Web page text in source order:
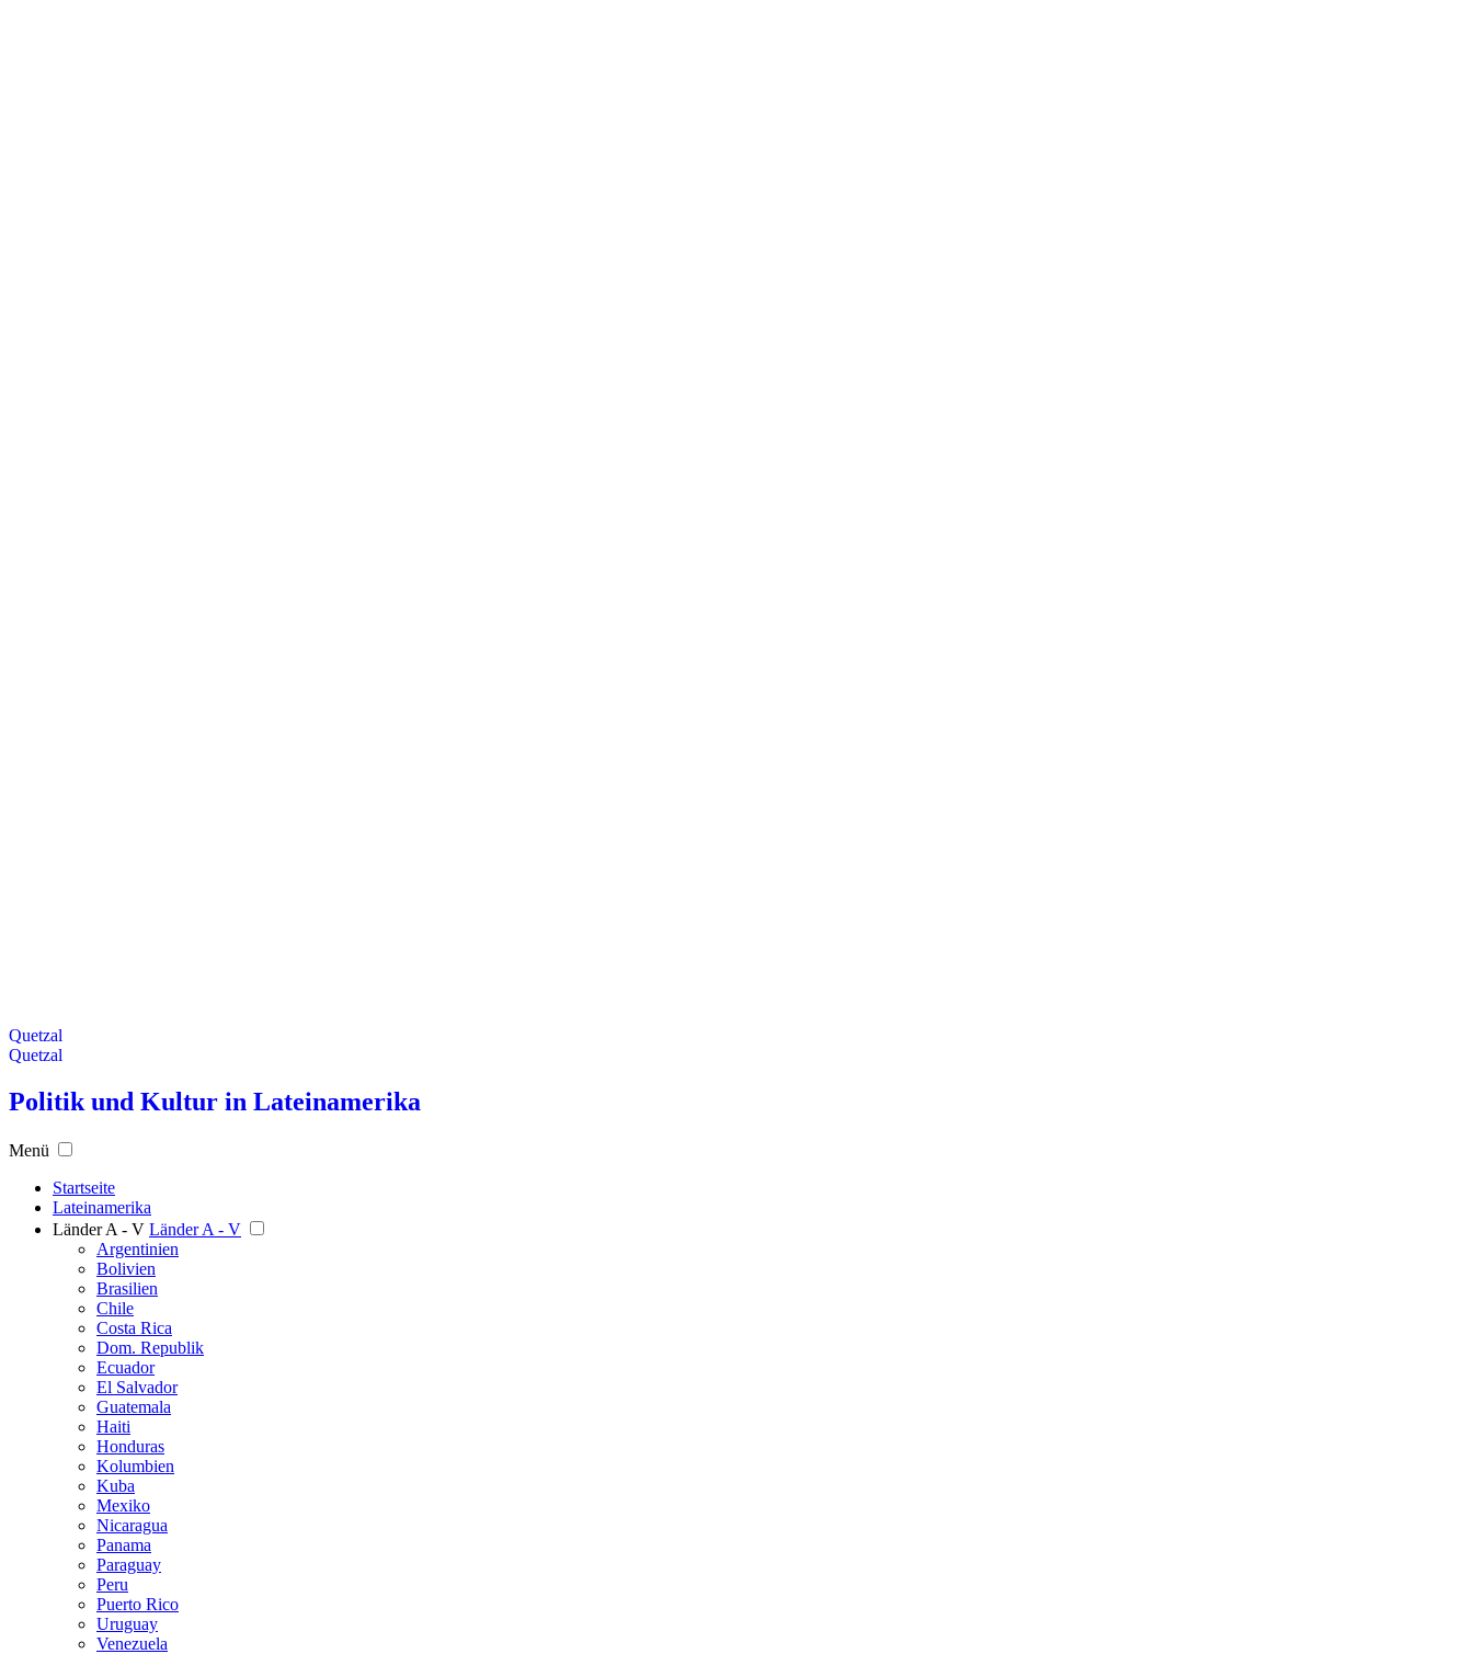
Quetzal
Quetzal
Politik und Kultur in Lateinamerika
Menü
Startseite
Lateinamerika
Länder A - V Länder A - V
Argentinien
Bolivien
Brasilien
Chile
Costa Rica
Dom. Republik
Ecuador
El Salvador
Guatemala
Haiti
Honduras
Kolumbien
Kuba
Mexiko
Nicaragua
Panama
Paraguay
Peru
Puerto Rico
Uruguay
Venezuela